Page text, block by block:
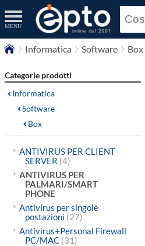
MENU
Informatica Software Box
Categorie prodotti
Informatica
Software
Box
ANTIVIRUS PER CLIENT
SERVER (4)
ANTIVIRUS PER
PALMARI/SMART
PHONE
Antivirus per singole
postazioni (27)
Antivirus+Personal Firewall
PC/MAC (31)